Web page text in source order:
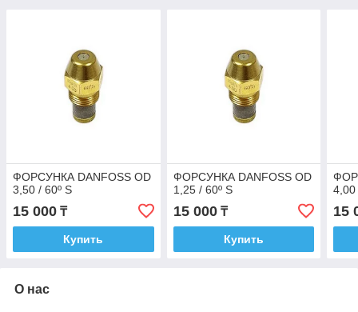
ФОРСУНКА DANFOSS OD
3,50 / 60º S
15 000 ₸
Купить
ФОРСУНКА DANFOSS OD
1,25 / 60º S
15 000₸
Купить
4,00
15
О нас